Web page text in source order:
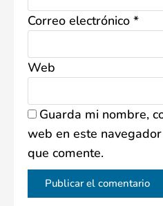
Correo electrónico *
Web
Guarda mi nombre,
web en este
que comente.